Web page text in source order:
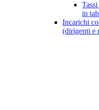
in
Incarichi
(dirigenti e